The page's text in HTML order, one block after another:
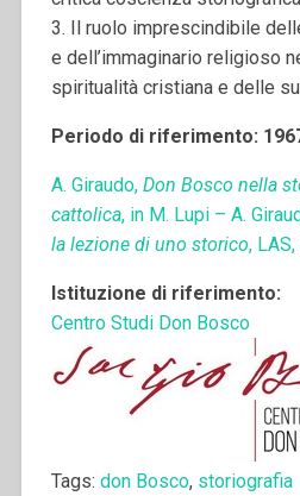
3. Il ruolo imprescindibile
e dell’immaginario religioso
spiritualità cristiana e delle
Periodo di riferimento:
A. Giraudo, Don Bosco nella
cattolica, in M. Lupi – A.
la lezione di uno storico,
Istituzione di riferimento:
Centro Studi Don Bosco
Tags: don Bosco, storiografia